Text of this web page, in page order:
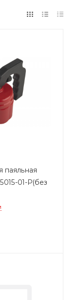
паяльная
01-Р(без